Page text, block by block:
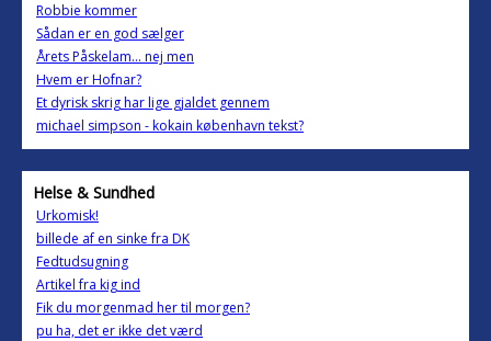
Robbie kommer
Sådan er en god sælger
Årets Påskelam... nej men
Hvem er Hofnar?
Et dyrisk skrig har lige gjaldet gennem
michael simpson - kokain københavn tekst?
Helse & Sundhed
Urkomisk!
billede af en sinke fra DK
Fedtudsugning
Artikel fra kig ind
Fik du morgenmad her til morgen?
pu ha, det er ikke det værd